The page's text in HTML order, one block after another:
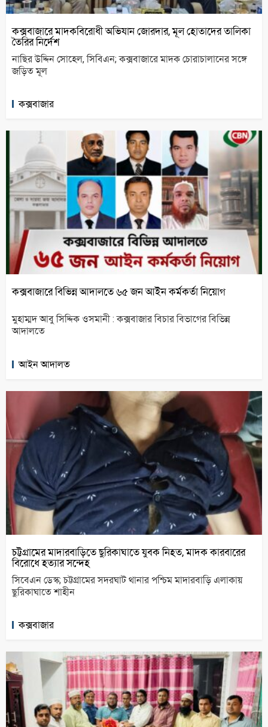
কক্সবাজারে মাদকবিরোধী অভিযান জোরদার, মূল হোতাদের তালিকা
তৈরির নির্দেশ
নাছির উদ্দিন সোহেল, সিবিএন; কক্সবাজারে মাদক চোরাচালানের সঙ্গে
জড়িত মূল
কক্সবাজার
কক্সবাজারে বিভিন্ন আদালতে ৬৫ জন আইন কর্মকর্তা নিয়োগ
মুহাম্মদ আবু সিদ্দিক ওসমানী : কক্সবাজার বিচার বিভাগের বিভিন্ন
আদালতে
আইন আদালত
চট্টগ্রামের মাদারবাড়িতে ছুরিকাঘাতে যুবক নিহত, মাদক কারবারের
বিরোধে হত্যার সন্দেহ
সিবেএন ডেস্ক; চট্টগ্রামের সদরঘাট থানার পশ্চিম মাদারবাড়ি এলাকায়
ছুরিকাঘাতে শাহীন
কক্সবাজার